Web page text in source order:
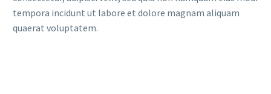
tempora incidunt ut labore et dolore magnam aliquam
quaerat voluptatem.